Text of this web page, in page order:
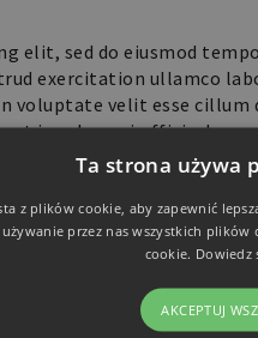
elit, sed do eiusmod
exercitation ullamco
voluptate velit esse
in culpa qui officia
Ta strona używa
z plików cookie, aby zapewnić
używanie przez nas wszystkich
cookie. Dowiedz
AKCEPTUJ